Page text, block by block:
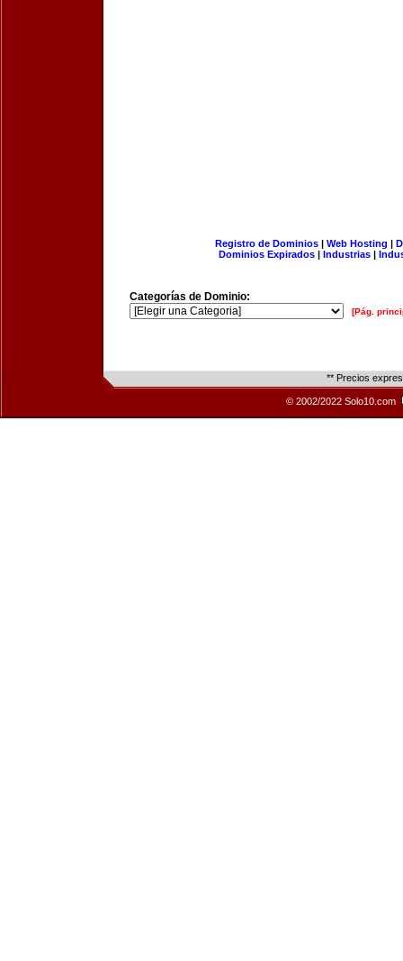
Registro de Dominios| Web Hosting |
Dominios Expirados | Industrias |
Categorías de Dominio:
[Pág.
** Precios
© 2002/2022 Solo10.com